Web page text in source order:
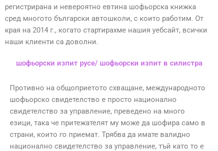
регистрирана и невероятно евтина шофьорска книжка
сред многото български автошколи, с които работим. От
края на 2014 г., когато стартирахме нашия уебсайт, всички
наши клиенти са доволни.
шофьорски изпит русе/ шофьорски изпит в силистра
Противно на общоприетото схващане, международното
шофьорско свидетелство е просто национално
свидетелство за управление, преведено на много
езици, така че притежателят му може да шофира само в
страни, които го приемат. Трябва да имате валидно
национално свидетелство за управление, тъй като то е